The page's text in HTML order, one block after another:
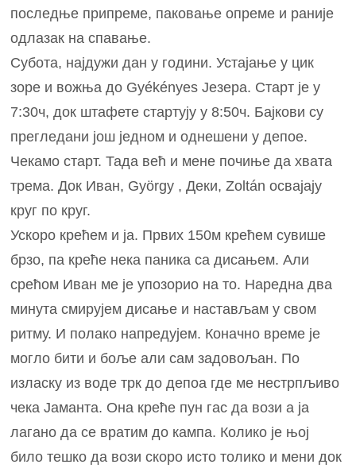
последње припреме, паковање опреме и раније
одлазак на спавање.
Субота, најдужи дан у години. Устајање у цик
зоре и вожња до Gyékényes Језера. Старт је у
7:30ч, док штафете стартују у 8:50ч. Бајкови су
прегледани још једном и однешени у депое.
Чекамо старт. Тада већ и мене почиње да хвата
трема. Док Иван, György , Деки, Zoltán освајају
круг по круг.
Ускоро крећем и ја. Првих 150м крећем сувише
брзо, па креће нека паника са дисањем. Али
срећом Иван ме је упозорио на то. Наредна два
минута смирујем дисање и настављам у свом
ритму. И полако напредујем. Коначно време је
могло бити и боље али сам задовољан. По
изласку из воде трк до депоа где ме нестрпљиво
чека Јаманта. Она креће пун гас да вози а ја
лагано да се вратим до кампа. Колико је њој
било тешко да вози скоро исто толико и мени док